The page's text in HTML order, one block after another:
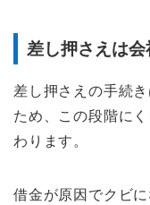
差し押さえは
差し押さえの手続
ため、この段階に
わります。
借金が原因でクビ